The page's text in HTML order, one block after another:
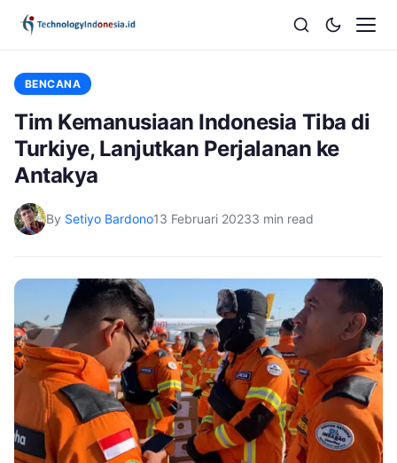
BENCANA
Tim Kemanusiaan Indonesia Tiba di
Turkiye, Lanjutkan Perjalanan ke
Antakya
By Setiyo Bardono13 Februari 20233 min read